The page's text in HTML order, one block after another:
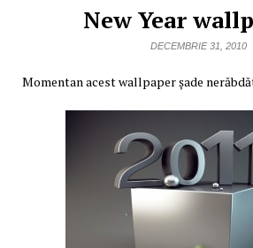
New Year
DECEMBRIE 31, 2010
Momentan acest wallpaper şade